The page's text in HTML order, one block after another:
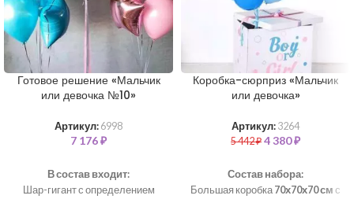
Готовое решение «Мальчик
или девочка №10»
Артикул: 6998
7 176₽
В состав входит:
Шар-гигант с определением
Коробка-сюрприз «Мальчик
или девочка»
Артикул: 3264
5 442₽ 4 380₽
Состав набора:
Большая коробка 70х70х70 см с